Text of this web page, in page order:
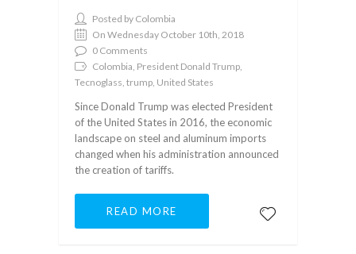
Posted by Colombia
On Wednesday October 10th, 2018
0 Comments
Colombia, President Donald Trump,
Tecnoglass, trump, United States
Since Donald Trump was elected President
of the United States in 2016, the economic
landscape on steel and aluminum imports
changed when his administration announced
the creation of tariffs.
READ MORE